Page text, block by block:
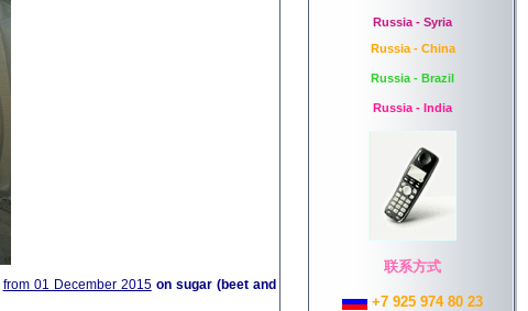
from 01 December 2015 on sugar (beet and
Russia - Syria
Russia - China
Russia - Brazil
Russia - India
联系方式
+7 925 974 80 23